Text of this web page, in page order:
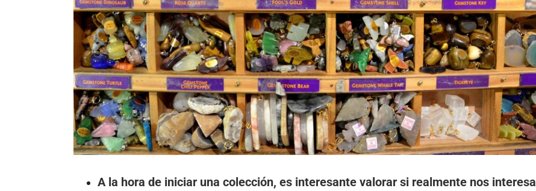
A la hora de iniciar una colección, es interesante valorar si realmente nos interesa